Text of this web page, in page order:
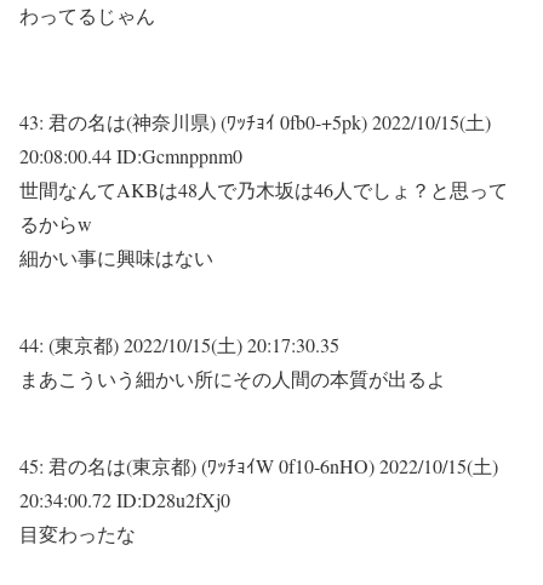
わってるじゃん
43: 君の名は(神奈川県) (ﾜｯﾁｮｲ 0fb0-+5pk)2022/10/15(土)
20:08:00.44 ID:Gcmnppnm0
世間なんてAKBは48人で乃木坂は46人でしょ？と思って
るからw
細かい事に興味はない
44: (東京都)2022/10/15(土) 20:17:30.35
まあこういう細かい所にその人間の本質が出るよ
45: 君の名は(東京都) (ﾜｯﾁｮｲW 0f10-6nHO)2022/10/15(土)
20:34:00.72 ID:D28u2fXj0
目変わったな